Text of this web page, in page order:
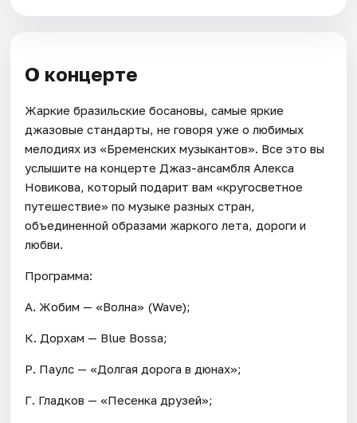
О концерте
Жаркие бразильские босановы, самые яркие
джазовые стандарты, не говоря уже о любимых
мелодиях из «Бременских музыкантов». Все это вы
услышите на концерте Джаз-ансамбля Алекса
Новикова, который подарит вам «кругосветное
путешествие» по музыке разных стран,
объединенной образами жаркого лета, дороги и
любви.
Программа:
А. Жобим — «Волна» (Wave);
К. Дорхам — Blue Bossa;
Р. Паулс — «Долгая дорога в дюнах»;
Г. Гладков — «Песенка друзей»;